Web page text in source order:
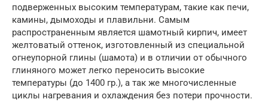
подверженных высоким температурам, такие как печи,
камины, дымоходы и плавильни. Самым
распространенным является шамотный кирпич, имеет
желтоватый оттенок, изготовленный из специальной
огнеупорной глины (шамота) и в отличии от обычного
глиняного может легко переносить высокие
температуры (до 1400 гр.), а так же многочисленные
циклы нагревания и охлаждения без потери прочности.